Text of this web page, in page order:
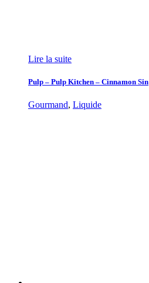
Lire la suite
Pulp – Pulp Kitchen – Cinnamon Sin
Gourmand, Liquide